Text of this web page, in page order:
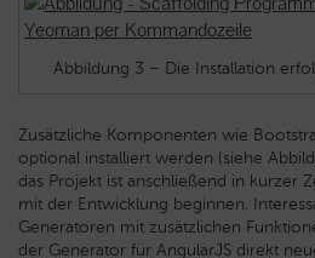
Abbildung 3 – Die Installation
Zusätzliche Komponenten wie
optional installiert werden (siehe
das Projekt ist anschließend in kurzer
mit der Entwicklung beginnen.
Generatoren mit zusätzlichen
der Generator für AngularJS direkt